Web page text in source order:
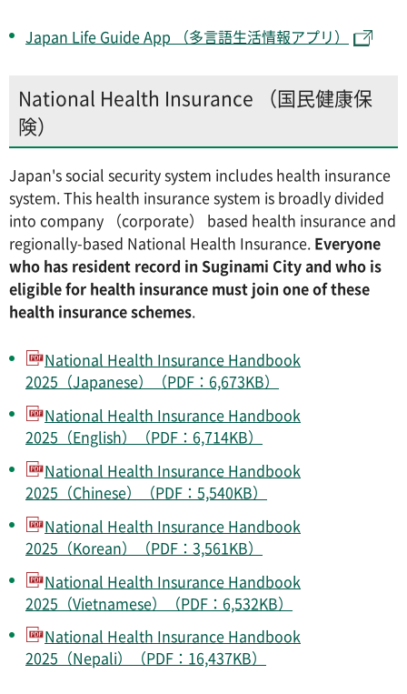
Japan Life Guide App （多言語生活情報アプリ）
National Health Insurance （国民健康保
険）
Japan's social security system includes health insurance
system. This health insurance system is broadly divided
into company （corporate） based health insurance and
regionally-based National Health Insurance. Everyone
who has resident record in Suginami City and who is
eligible for health insurance must join one of these
health insurance schemes.
National Health Insurance Handbook
2025（Japanese）（PDF：6,673KB）
National Health Insurance Handbook
2025（English）（PDF：6,714KB）
National Health Insurance Handbook
2025（Chinese）（PDF：5,540KB）
National Health Insurance Handbook
2025（Korean）（PDF：3,561KB）
National Health Insurance Handbook
2025（Vietnamese）（PDF：6,532KB）
National Health Insurance Handbook
2025（Nepali）（PDF：16,437KB）